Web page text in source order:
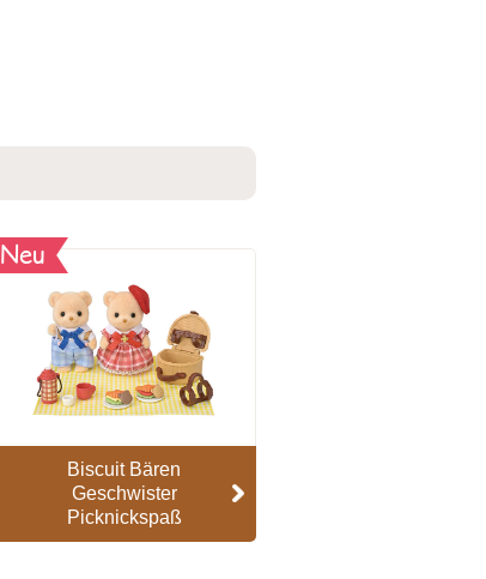
Neu
Biscuit Bären
Geschwister
Picknickspaß